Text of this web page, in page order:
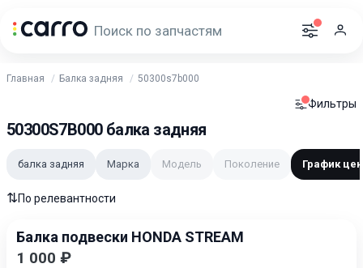
Главная Балка задняя 50300s7b000
Фильтры
50300S7B000 балка задняя
балка задняя Марка Модель Поколение График цен
⇅По релевантности
Балка подвески HONDA STREAM
1 000 ₽